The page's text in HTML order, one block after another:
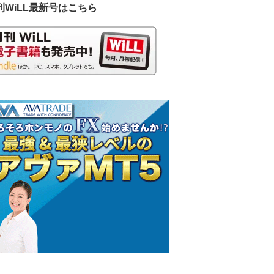
WiLL最新号はこちら